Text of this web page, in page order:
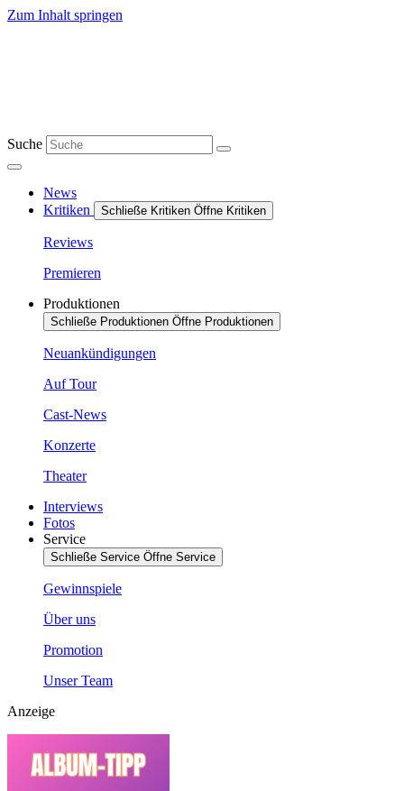
Zum Inhalt springen
Suche
News
Kritiken
Schließe Kritiken Öffne Kritiken
Reviews
Premieren
Produktionen
Schließe Produktionen Öffne Produktionen
Neuankündigungen
Auf Tour
Cast-News
Konzerte
Theater
Interviews
Fotos
Service
Schließe Service Öffne Service
Gewinnspiele
Über uns
Promotion
Unser Team
Anzeige